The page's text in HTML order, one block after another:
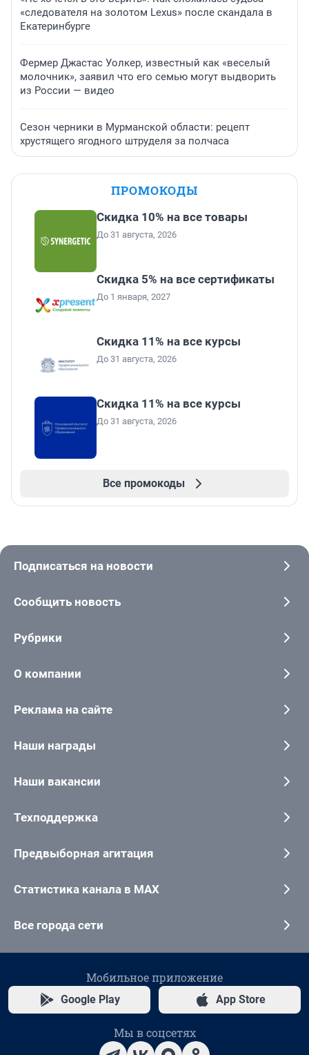
«следователя на золотом Lexus» после скандала в
Екатеринбурге
Фермер Джастас Уолкер, известный как «веселый
молочник», заявил что его семью могут выдворить
из России — видео
Сезон черники в Мурманской области: рецепт
хрустящего ягодного штруделя за полчаса
ПРОМОКОДЫ
Скидка 10% на все товары
До 31 августа, 2026
Скидка 5% на все сертификаты
До 1 января, 2027
Скидка 11% на все курсы
До 31 августа, 2026
Скидка 11% на все курсы
До 31 августа, 2026
Все промокоды
Подписаться на новости
Сообщить новость
Рубрики
О компании
Реклама на сайте
Наши награды
Наши вакансии
Техподдержка
Предвыборная агитация
Статистика канала в MAX
Все города сети
Мобильное приложение
Google Play App Store
Мы в соцсетях